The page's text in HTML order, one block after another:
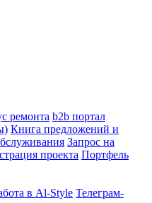
ремонта b2b портал
Книга предложений и
Запрос на
проекта Портфель
в Al-Style Телеграм-